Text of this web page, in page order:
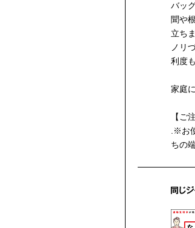
バッ
聞や
立ち
ノリ
利度
家庭
【ご
.※お
ちの